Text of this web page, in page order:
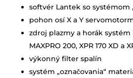
softvér Lantek so systémom
pohon osí X a Y
zdroj plazmy a horák
MAXPRO 200, XPR 170 XD a
výkonný filter spalín
systém „označovania“